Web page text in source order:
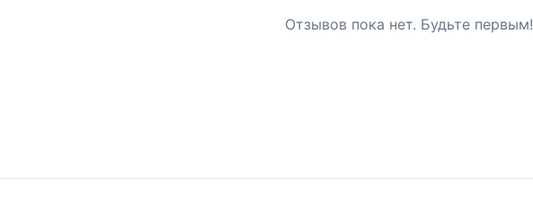
Отзывов пока нет. Будьте первым!